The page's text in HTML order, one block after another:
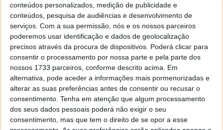
conteúdos personalizados, medição de publicidade e
conteúdos, pesquisa de audiências e desenvolvimento de
serviços. Com a sua permissão, nós e os nossos parceiros
poderemos usar identificação e dados de geolocalização
precisos através da procura de dispositivos. Poderá clicar para
consentir o processamento por nossa parte e pela parte dos
nossos 1733 parceiros, conforme descrito acima. Em
alternativa, pode aceder a informações mais pormenorizadas e
alterar as suas preferências antes de consentir ou recusar o
consentimento. Tenha em atenção que algum processamento
dos seus dados pessoais poderá não exigir o seu
consentimento, mas que tem o direito de se opor a esse
O Android 5.0 está acabado e neste momento a
Google está a proceder às tradicionais "limar as